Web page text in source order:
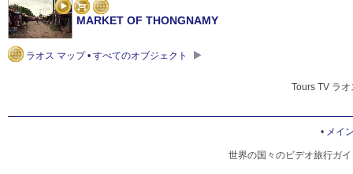
MARKET OF THONGNAMY
ラオス マップ • すべてのオブジェクト
Tours TV ラオ
• メイ
世界の国々のビデオ旅行ガ